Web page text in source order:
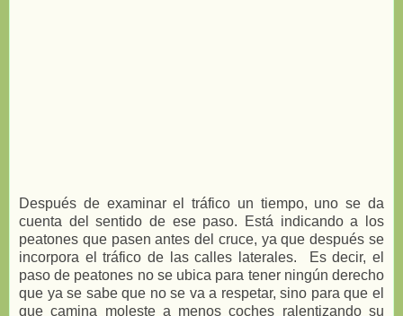
Después de examinar el tráfico un tiempo, uno se da
cuenta del sentido de ese paso. Está indicando a los
peatones que pasen antes del cruce, ya que después se
incorpora el tráfico de las calles laterales. Es decir, el
paso de peatones no se ubica para tener ningún derecho
que ya se sabe que no se va a respetar, sino para que el
que camina moleste a menos coches ralentizando su